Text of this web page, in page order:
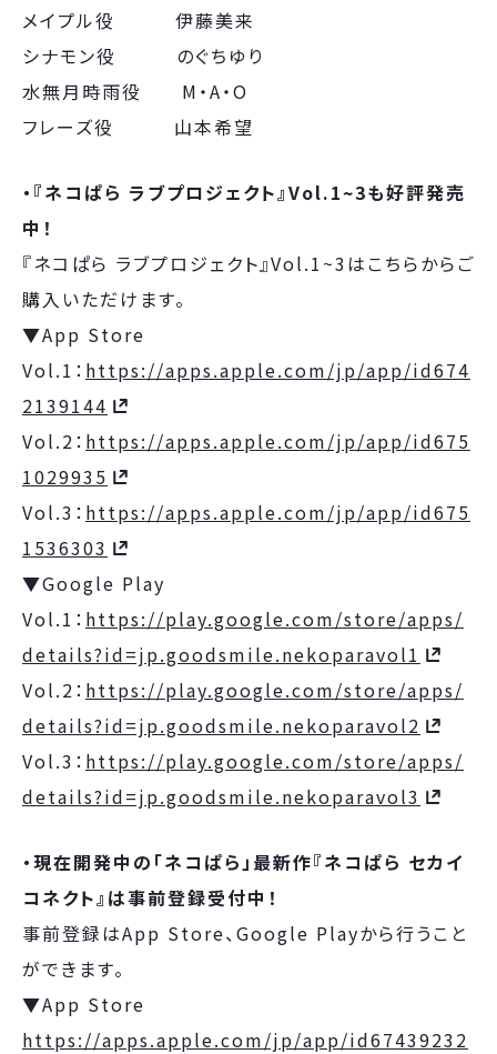
メイプル役 伊藤美来
シナモン役 のぐちゆり
水無月時雨役 M・A・O
フレーズ役 山本希望
・『ネコぱら ラブプロジェクト』Vol.1~3も好評発売
中！
『ネコぱら ラブプロジェクト』Vol.1~3はこちらからご
購入いただけます。
▼App Store
Vol.1： https://apps.apple.com/jp/app/id674
2139144
Vol.2： https://apps.apple.com/jp/app/id675
1029935
Vol.3： https://apps.apple.com/jp/app/id675
1536303
▼Google Play
Vol.1： https://play.google.com/store/apps/
details?id=jp.goodsmile.nekoparavol1
Vol.2： https://play.google.com/store/apps/
details?id=jp.goodsmile.nekoparavol2
Vol.3： https://play.google.com/store/apps/
details?id=jp.goodsmile.nekoparavol3
・現在開発中の「ネコぱら」最新作『ネコぱら セカイ
コネクト』は事前登録受付中！
事前登録はApp Store、Google Playから行うこと
ができます。
▼App Store
https://apps.apple.com/jp/app/id67439232